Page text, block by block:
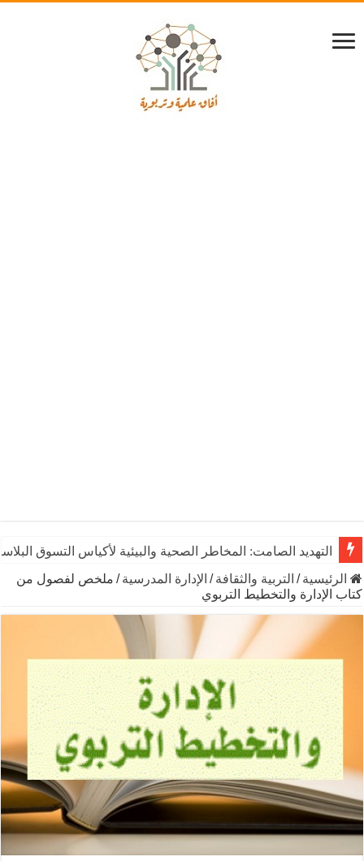
يوم الشاي العالمي: رشفـة من التاريخ تنبض بالحياة والاقتصاد
الرئيسية / التربية والثقافة / الإدارة المدرسية / ملخص لفصول من
كتاب الإدارة والتخطيط التربوي